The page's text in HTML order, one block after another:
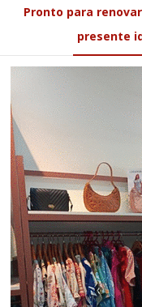
Pronto para
presente